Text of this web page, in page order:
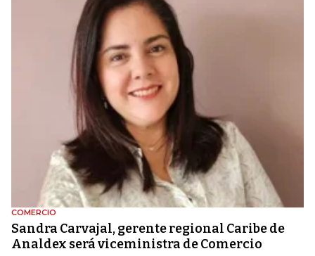
COMERCIO
Sandra Carvajal, gerente regional Caribe de
Analdex será viceministra de Comercio